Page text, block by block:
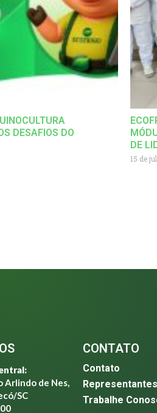
DESAFIOS DO
DE
15 de
Arlindo de Nes,
SC
CONTATO
Contato
Representantes
Trabalhe